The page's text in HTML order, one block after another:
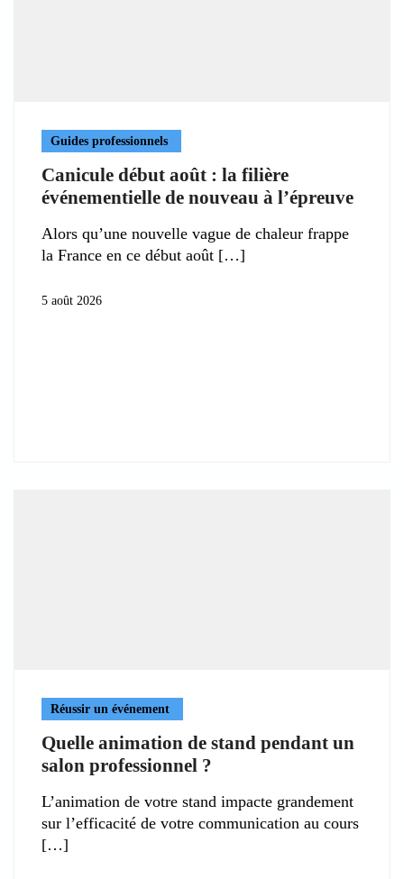
Guides professionnels
Canicule début août : la filière
événementielle de nouveau à l’épreuve
Alors qu’une nouvelle vague de chaleur frappe
la France en ce début août
5 août 2026
Réussir un événement
Quelle animation de stand pendant un
salon professionnel ?
L’animation de votre stand impacte grandement
sur l’efficacité de votre communication au cours